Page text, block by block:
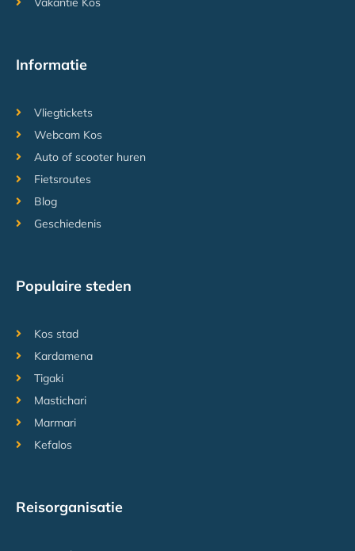
Informatie
Vliegtickets
Webcam Kos
Auto of scooter huren
Fietsroutes
Blog
Geschiedenis
Populaire steden
Kos stad
Kardamena
Tigaki
Mastichari
Marmari
Kefalos
Reisorganisatie